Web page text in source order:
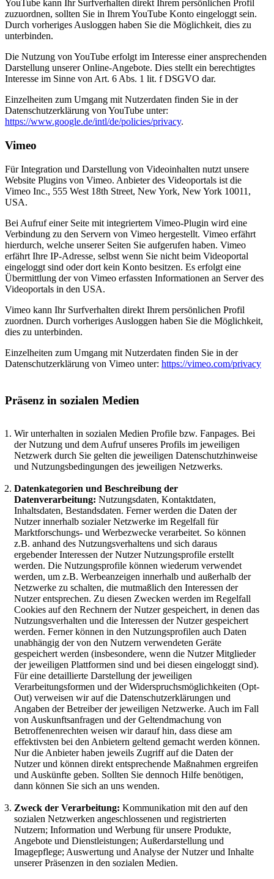
YouTube kann Ihr Surfverhalten direkt Ihrem persönlichen Profil
zuzuordnen, sollten Sie in Ihrem YouTube Konto eingeloggt sein.
Durch vorheriges Ausloggen haben Sie die Möglichkeit, dies zu
unterbinden.
Die Nutzung von YouTube erfolgt im Interesse einer ansprechenden
Darstellung unserer Online-Angebote. Dies stellt ein berechtigtes
Interesse im Sinne von Art. 6 Abs. 1 lit. f DSGVO dar.
Einzelheiten zum Umgang mit Nutzerdaten finden Sie in der
Datenschutzerklärung von YouTube unter:
https://www.google.de/intl/de/policies/privacy.
Vimeo
Für Integration und Darstellung von Videoinhalten nutzt unsere
Website Plugins von Vimeo. Anbieter des Videoportals ist die
Vimeo Inc., 555 West 18th Street, New York, New York 10011,
USA.
Bei Aufruf einer Seite mit integriertem Vimeo-Plugin wird eine
Verbindung zu den Servern von Vimeo hergestellt. Vimeo erfährt
hierdurch, welche unserer Seiten Sie aufgerufen haben. Vimeo
erfährt Ihre IP-Adresse, selbst wenn Sie nicht beim Videoportal
eingeloggt sind oder dort kein Konto besitzen. Es erfolgt eine
Übermittlung der von Vimeo erfassten Informationen an Server des
Videoportals in den USA.
Vimeo kann Ihr Surfverhalten direkt Ihrem persönlichen Profil
zuordnen. Durch vorheriges Ausloggen haben Sie die Möglichkeit,
dies zu unterbinden.
Einzelheiten zum Umgang mit Nutzerdaten finden Sie in der
Datenschutzerklärung von Vimeo unter: https://vimeo.com/privacy
Präsenz in sozialen Medien
Wir unterhalten in sozialen Medien Profile bzw. Fanpages. Bei
der Nutzung und dem Aufruf unseres Profils im jeweiligen
Netzwerk durch Sie gelten die jeweiligen Datenschutzhinweise
und Nutzungsbedingungen des jeweiligen Netzwerks.
Datenkategorien und Beschreibung der
Datenverarbeitung: Nutzungsdaten, Kontaktdaten,
Inhaltsdaten, Bestandsdaten. Ferner werden die Daten der
Nutzer innerhalb sozialer Netzwerke im Regelfall für
Marktforschungs- und Werbezwecke verarbeitet. So können
z.B. anhand des Nutzungsverhaltens und sich daraus
ergebender Interessen der Nutzer Nutzungsprofile erstellt
werden. Die Nutzungsprofile können wiederum verwendet
werden, um z.B. Werbeanzeigen innerhalb und außerhalb der
Netzwerke zu schalten, die mutmaßlich den Interessen der
Nutzer entsprechen. Zu diesen Zwecken werden im Regelfall
Cookies auf den Rechnern der Nutzer gespeichert, in denen das
Nutzungsverhalten und die Interessen der Nutzer gespeichert
werden. Ferner können in den Nutzungsprofilen auch Daten
unabhängig der von den Nutzern verwendeten Geräte
gespeichert werden (insbesondere, wenn die Nutzer Mitglieder
der jeweiligen Plattformen sind und bei diesen eingeloggt sind).
Für eine detaillierte Darstellung der jeweiligen
Verarbeitungsformen und der Widerspruchsmöglichkeiten (Opt-
Out) verweisen wir auf die Datenschutzerklärungen und
Angaben der Betreiber der jeweiligen Netzwerke. Auch im Fall
von Auskunftsanfragen und der Geltendmachung von
Betroffenenrechten weisen wir darauf hin, dass diese am
effektivsten bei den Anbietern geltend gemacht werden können.
Nur die Anbieter haben jeweils Zugriff auf die Daten der
Nutzer und können direkt entsprechende Maßnahmen ergreifen
und Auskünfte geben. Sollten Sie dennoch Hilfe benötigen,
dann können Sie sich an uns wenden.
Zweck der Verarbeitung: Kommunikation mit den auf den
sozialen Netzwerken angeschlossenen und registrierten
Nutzern; Information und Werbung für unsere Produkte,
Angebote und Dienstleistungen; Außerdarstellung und
Imagepflege; Auswertung und Analyse der Nutzer und Inhalte
unserer Präsenzen in den sozialen Medien.